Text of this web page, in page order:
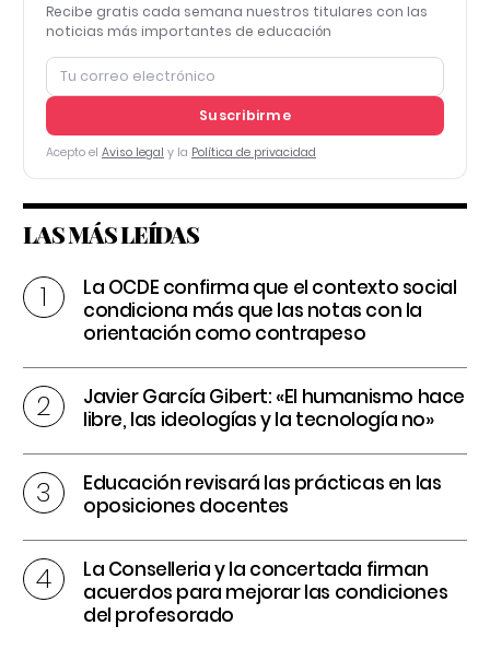
Recibe gratis cada semana nuestros titulares con las
noticias más importantes de educación
Suscribirme
Acepto el Aviso legal y la Política de privacidad
LAS MÁS LEÍDAS
La OCDE confirma que el contexto social
condiciona más que las notas con la
orientación como contrapeso
Javier García Gibert: «El humanismo hace
libre, las ideologías y la tecnología no»
Educación revisará las prácticas en las
oposiciones docentes
La Conselleria y la concertada firman
acuerdos para mejorar las condiciones
del profesorado